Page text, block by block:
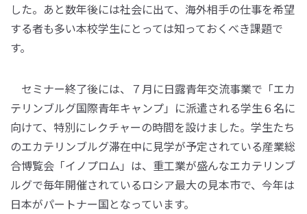
した。あと数年後には社会に出て、海外相手の仕事を希望
する者も多い本校学生にとっては知っておくべき課題で
す。
セミナー終了後には、７月に日露青年交流事業で「エカ
テリンブルグ国際青年キャンプ」に派遣される学生６名に
向けて、特別にレクチャーの時間を設けました。学生たち
のエカテリンブルグ滞在中に見学が予定されている産業総
合博覧会「イノプロム」は、重工業が盛んなエカテリンブ
ルグで毎年開催されているロシア最大の見本市で、今年は
日本がパートナー国となっています。